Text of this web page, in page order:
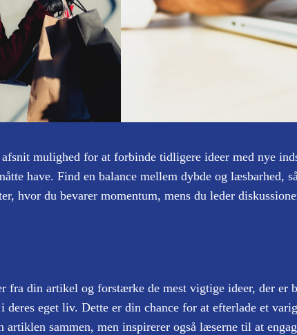
mulighed for at forbinde tidligere ideer med nye
have. Find en balance mellem dybde og læsbarhed,
hvor du bevarer momentum, mens du leder
fra din artikel og forstærke de mest vigtige ideer, der
eget liv. Dette er din chance for at efterlade et
sammen, men inspirerer også læserne til at